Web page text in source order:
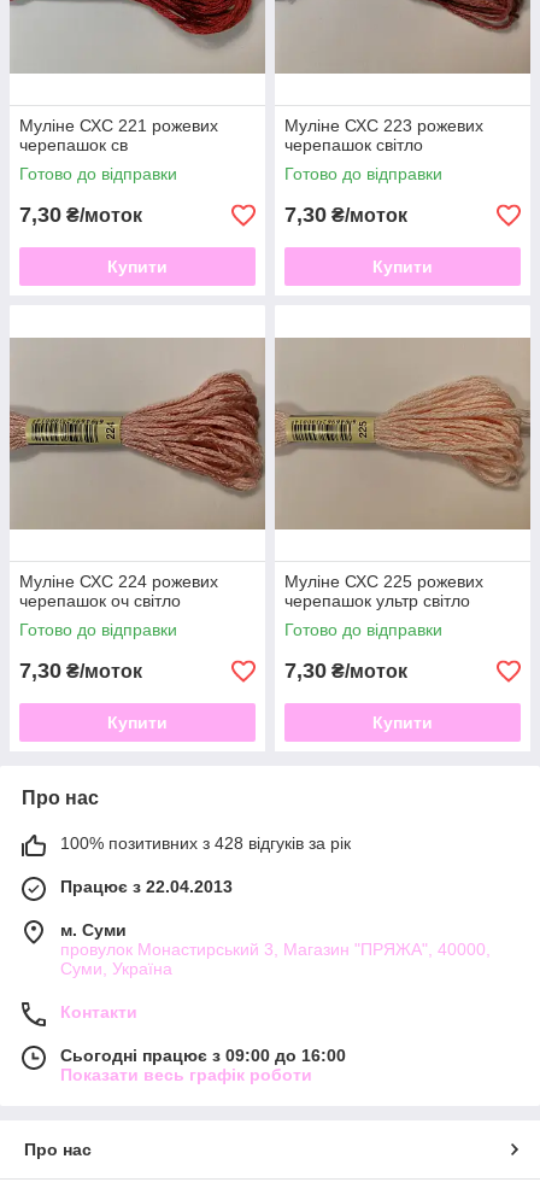
Муліне СХС 221 рожевих
черепашок св
Готово до відправки
7,30 ₴/моток
Купити
Муліне СХС 223 рожевих
черепашок світло
Готово до відправки
7,30 ₴/моток
Купити
Муліне СХС 224 рожевих
черепашок оч світло
Готово до відправки
7,30 ₴/моток
Купити
Муліне СХС 225 рожевих
черепашок ультр світло
Готово до відправки
7,30 ₴/моток
Купити
Про нас
100% позитивних з 428 відгуків за рік
Працює з 22.04.2013
м. Суми
провулок Монастирський 3, Магазин "ПРЯЖА", 40000,
Суми, Україна
Контакти
Сьогодні працює з 09:00 до 16:00
Показати весь графік роботи
Про нас